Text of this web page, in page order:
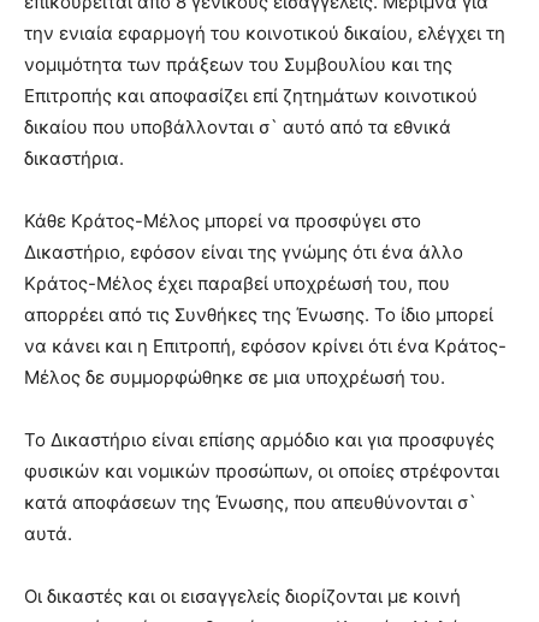
την ενιαία εφαρμογή του κοινοτικού δικαίου, ελέγχει τη
νομιμότητα των πράξεων του Συμβουλίου και της
Επιτροπής και αποφασίζει επί ζητημάτων κοινοτικού
δικαίου που υποβάλλονται σ` αυτό από τα εθνικά
δικαστήρια.
Κάθε Κράτος-Μέλος μπορεί να προσφύγει στο
Δικαστήριο, εφόσον είναι της γνώμης ότι ένα άλλο
Κράτος-Μέλος έχει παραβεί υποχρέωσή του, που
απορρέει από τις Συνθήκες της Ένωσης. Το ίδιο μπορεί
να κάνει και η Επιτροπή, εφόσον κρίνει ότι ένα Κράτος-
Μέλος δε συμμορφώθηκε σε μια υποχρέωσή του.
Το Δικαστήριο είναι επίσης αρμόδιο και για προσφυγές
φυσικών και νομικών προσώπων, οι οποίες στρέφονται
κατά αποφάσεων της Ένωσης, που απευθύνονται σ`
αυτά.
Οι δικαστές και οι εισαγγελείς διορίζονται με κοινή